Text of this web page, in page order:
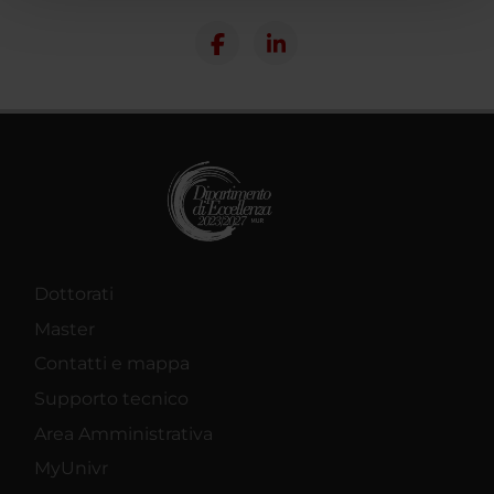
pubblicità e social media, i quali potrebbero combinarle
con altre informazioni che hai fornito loro o che hanno
raccolto dal tuo utilizzo dei loro servizi.
Dottorati
Master
Contatti e mappa
Supporto tecnico
Area Amministrativa
MyUnivr